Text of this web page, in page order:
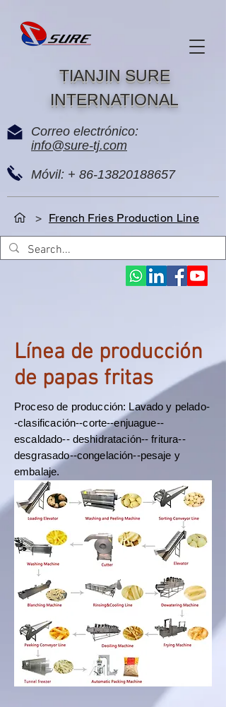
TIANJIN SURE
INTERNATIONAL
Correo electrónico:
info@sure-tj.com
Móvil: + 86-13820188657
> French Fries Production Line
Línea de producción
de papas fritas
Proceso de producción: Lavado y pelado-
-clasificación--corte--enjuague--
escaldado-- deshidratación-- fritura--
desgrasado--congelación--pesaje y
embalaje.